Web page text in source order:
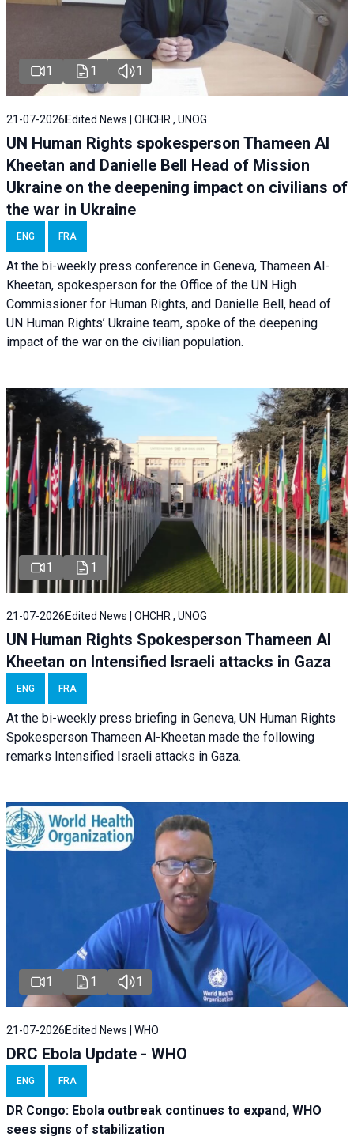
1 1 1
21-07-2026 Edited News | OHCHR , UNOG
UN Human Rights spokesperson Thameen Al
Kheetan and Danielle Bell Head of Mission
Ukraine on the deepening impact on civilians of
the war in Ukraine
ENG FRA
At the bi-weekly press conference in Geneva, Thameen Al-
Kheetan, spokesperson for the Office of the UN High
Commissioner for Human Rights, and Danielle Bell, head of
UN Human Rights’ Ukraine team, spoke of the deepening
impact of the war on the civilian population.
1 1
21-07-2026 Edited News | OHCHR , UNOG
UN Human Rights Spokesperson Thameen Al
Kheetan on Intensified Israeli attacks in Gaza
ENG FRA
At the bi-weekly press briefing in Geneva, UN Human Rights
Spokesperson Thameen Al-Kheetan made the following
remarks Intensified Israeli attacks in Gaza.
1 1 1
21-07-2026 Edited News | WHO
DRC Ebola Update - WHO
ENG FRA
DR Congo: Ebola outbreak continues to expand, WHO
sees signs of stabilization